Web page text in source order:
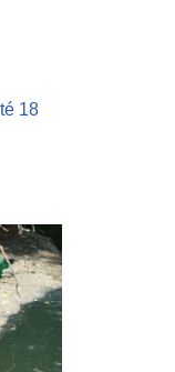
18